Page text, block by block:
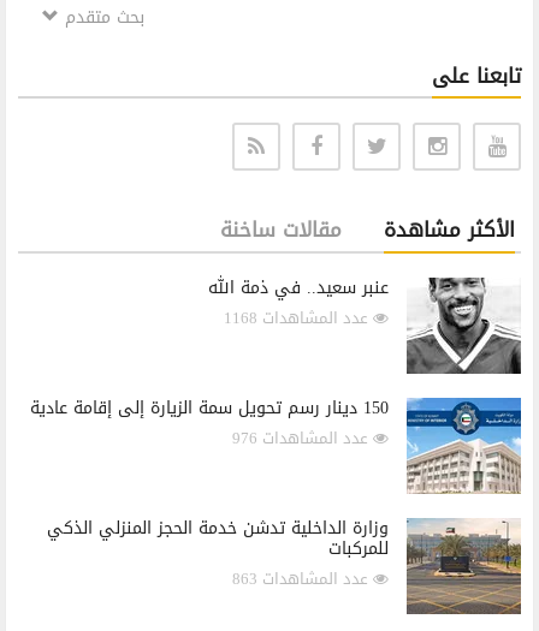
بحث متقدم
تابعنا على
الأكثر مشاهدة مقالات ساخنة
عنبر سعيد.. في ذمة الله
عدد المشاهدات 1168
150 دينار رسم تحويل سمة الزيارة إلى إقامة عادية
عدد المشاهدات 976
وزارة الداخلية تدشن خدمة الحجز المنزلي الذكي
للمركبات
عدد المشاهدات 863